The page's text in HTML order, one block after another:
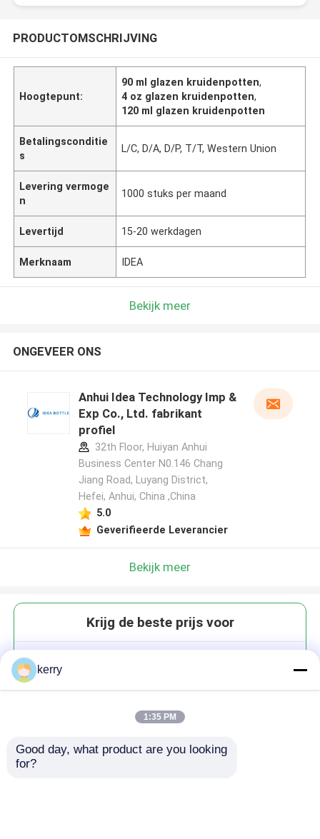
PRODUCTOMSCHRIJVING
Hoogtepunt:
90 ml glazen kruidenpotten,
4 oz glazen kruidenpotten,
120 ml glazen kruidenpotten
Betalingsconditie
s
L/C, D/A, D/P, T/T, Western Union
Levering vermoge
n
1000 stuks per maand
Levertijd 15-20 werkdagen
Merknaam IDEA
Bekijk meer
ONGEVEER ONS
Anhui Idea Technology Imp &
Exp Co., Ltd. fabrikant
profiel
32th Floor, Huiyan Anhui
Business Center N0.146 Chang
Jiang Road, Luyang District,
Hefei, Anhui, China ,China
5.0
Geverifieerde Leverancier
Bekijk meer
Krijg de beste prijs voor
voor de keuken
kerry
1:35 PM
Good day, what product are you looking
for?